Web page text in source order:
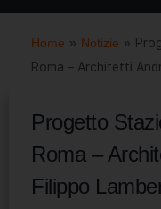
Home » Notizie »
Roma – Architetti
Progetto
Roma –
Filippo